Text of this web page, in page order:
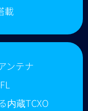
載
ンテナ
内蔵TCXO